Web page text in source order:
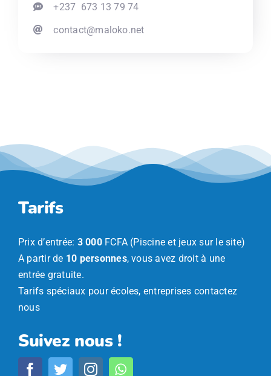
+237 673 13 79 74
contact@maloko.net
Tarifs
Prix d’entrée: 3 000FCFA (Piscine et jeux sur le site)
A partir de 10 personnes, vous avez droit à une
entrée gratuite.
Tarifs spéciaux pour écoles, entreprises contactez
nous
Suivez nous !